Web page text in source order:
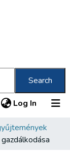
Search
Log In (current)